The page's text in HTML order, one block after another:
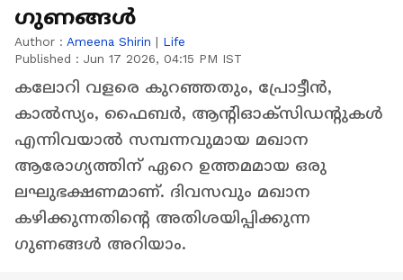
ഗുണങ്ങൾ
Author : Ameena Shirin | Life
Published : Jun 17 2026, 04:15 PM IST
കലോറി വളരെ കുറഞ്ഞതും, പ്രോട്ടീൻ,
കാൽസ്യം, ഫൈബർ, ആന്റിഓക്‌സിഡന്റുകൾ
എന്നിവയാൽ സമ്പന്നവുമായ മഖാന
ആരോഗ്യത്തിന് ഏറെ ഉത്തമമായ ഒരു
ലഘുഭക്ഷണമാണ്. ദിവസവും മഖാന
കഴിക്കുന്നതിന്റെ അതിശയിപ്പിക്കുന്ന
ഗുണങ്ങൾ അറിയാം.